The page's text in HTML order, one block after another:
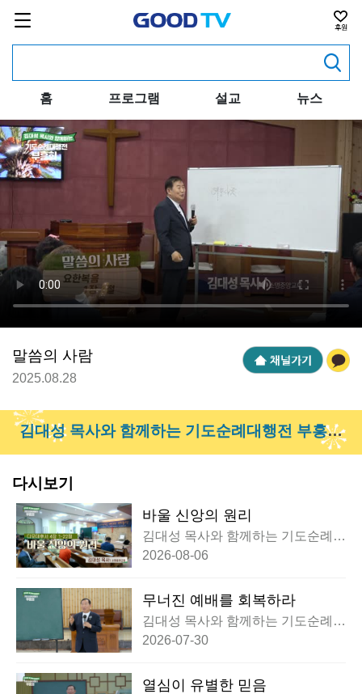
홈 프로그램 설교 뉴스
말씀의 사람
2025.08.28
김대성 목사와 함께하는 기도순례대행전 부흥회
다시보기
바울 신앙의 원리
김대성 목사와 함께하는 기도순례대
행전 부흥회
2026-08-06
무너진 예배를 회복하라
김대성 목사와 함께하는 기도순례대
행전 부흥회
2026-07-30
열심이 유별한 믿음